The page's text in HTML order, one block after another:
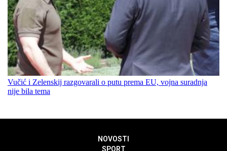
Vučić i Zelenskij razgovarali o putu prema EU, vojna suradnja
nije bila tema
NOVOSTI
SPORT